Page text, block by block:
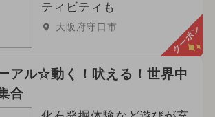
ティビティも
大阪府守口市 クーポン
アル☆動く！吠える！世界中
合